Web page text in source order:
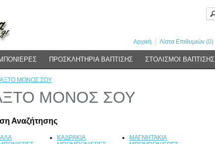
Αρχική Λίστα Επιθυμιών (0)
ΠΡΟΣΚΛΗΤΗΡΙΑ ΒΑΠΤΙΣΗΣ ΣΤΟΛΙΣΜΟΙ ΒΑΠΤΙΣΗΣ
ΜΟΝΟΣ ΣΟΥ
ΜΟΝΟΣ ΣΟΥ
Αναζήτησης
ΚΑΔΡΑΚΙΑ
ΜΑΓΝΗΤΑΚΙΑ